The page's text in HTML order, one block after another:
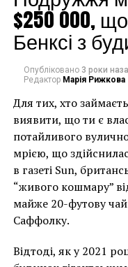
том,
важный
центр
сказал
$250 000,
Бенксі з
Опубліковано 3 роки
Редактор Марія Рижкова
Для тих, хто
виявити, що ти є
потайливого
мрією, що
в газеті Sun,
“живого кошмару”
майже 20-футову
Саффолку.
Відтоді, як у 2021